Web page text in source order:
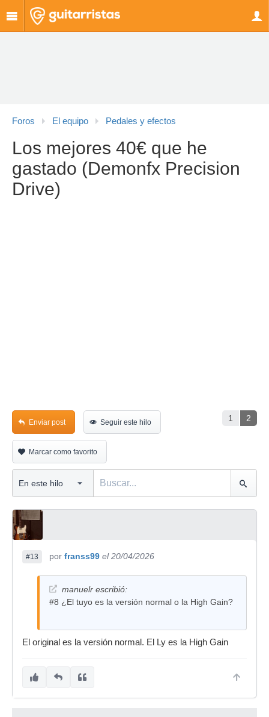
Foros El equipo Pedales y efectos
Los mejores 40€ que he
gastado (Demonfx Precision
Drive)
1 2
Enviar post Seguir este hilo
Marcar como favorito
#13 por franss99 el 20/04/2026
manuelr escribió:
#8 ¿El tuyo es la versión normal o la High Gain?
El original es la versión normal. El Ly es la High Gain